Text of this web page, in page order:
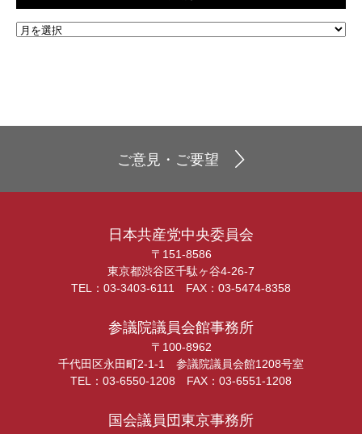
ご意見・ご要望
日本共産党中央委員会
〒151-8586
東京都渋谷区千駄ヶ谷4-26-7
TEL：03-3403-6111 FAX：03-5474-8358
参議院議員会館事務所
〒100-8962
千代田区永田町2-1-1 参議院議員会館1208号室
TEL：03-6550-1208 FAX：03-6551-1208
国会議員団東京事務所